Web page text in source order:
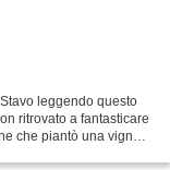
leggendo questo
ritrovato a fantasticare
che piantò una vigna e